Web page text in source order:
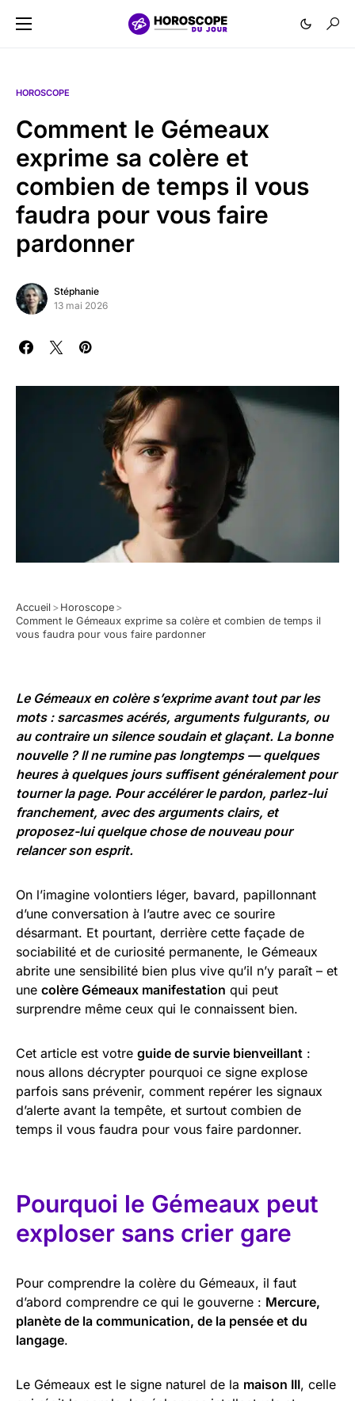
HOROSCOPE
Comment le Gémeaux
exprime sa colère et
combien de temps il vous
faudra pour vous faire
pardonner
Stéphanie
13 mai 2026
Accueil > Horoscope >
Comment le Gémeaux exprime sa colère et combien de temps il
vous faudra pour vous faire pardonner
Le Gémeaux en colère s’exprime avant tout par les
mots : sarcasmes acérés, arguments fulgurants, ou
au contraire un silence soudain et glaçant. La bonne
nouvelle ? Il ne rumine pas longtemps — quelques
heures à quelques jours suffisent généralement pour
tourner la page. Pour accélérer le pardon, parlez-lui
franchement, avec des arguments clairs, et
proposez-lui quelque chose de nouveau pour
relancer son esprit.
On l’imagine volontiers léger, bavard, papillonnant
d’une conversation à l’autre avec ce sourire
désarmant. Et pourtant, derrière cette façade de
sociabilité et de curiosité permanente, le Gémeaux
abrite une sensibilité bien plus vive qu’il n’y paraît – et
une colère Gémeaux manifestation qui peut
surprendre même ceux qui le connaissent bien.
Cet article est votre guide de survie bienveillant :
nous allons décrypter pourquoi ce signe explose
parfois sans prévenir, comment repérer les signaux
d’alerte avant la tempête, et surtout combien de
temps il vous faudra pour vous faire pardonner.
Pourquoi le Gémeaux peut
exploser sans crier gare
Pour comprendre la colère du Gémeaux, il faut
d’abord comprendre ce qui le gouverne : Mercure,
planète de la communication, de la pensée et du
langage.
Le Gémeaux est le signe naturel de la maison III, celle